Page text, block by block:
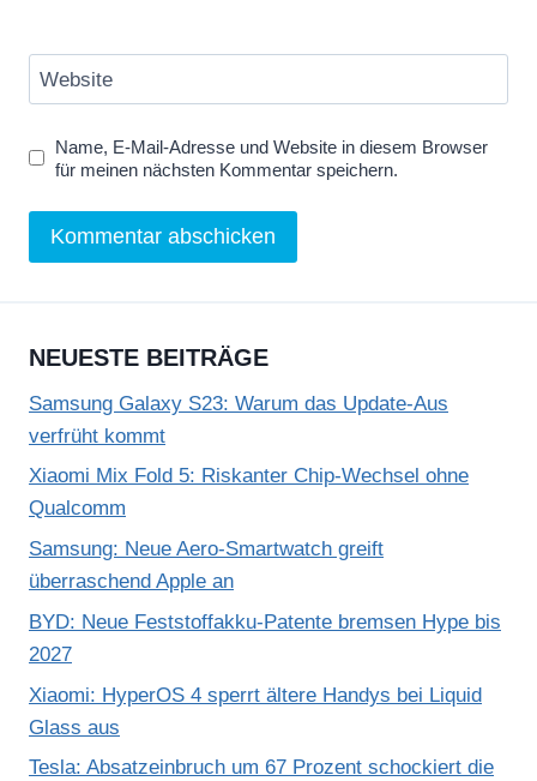
Website
Name, E-Mail-Adresse und Website in diesem Browser
für meinen nächsten Kommentar speichern.
NEUESTE BEITRÄGE
Samsung Galaxy S23: Warum das Update-Aus
verfrüht kommt
Xiaomi Mix Fold 5: Riskanter Chip-Wechsel ohne
Qualcomm
Samsung: Neue Aero-Smartwatch greift
überraschend Apple an
BYD: Neue Feststoffakku-Patente bremsen Hype bis
2027
Xiaomi: HyperOS 4 sperrt ältere Handys bei Liquid
Glass aus
Tesla: Absatzeinbruch um 67 Prozent schockiert die